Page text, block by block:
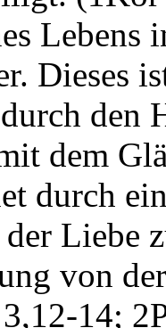
Dieses
den
dem
durch
Liebe
von
14;